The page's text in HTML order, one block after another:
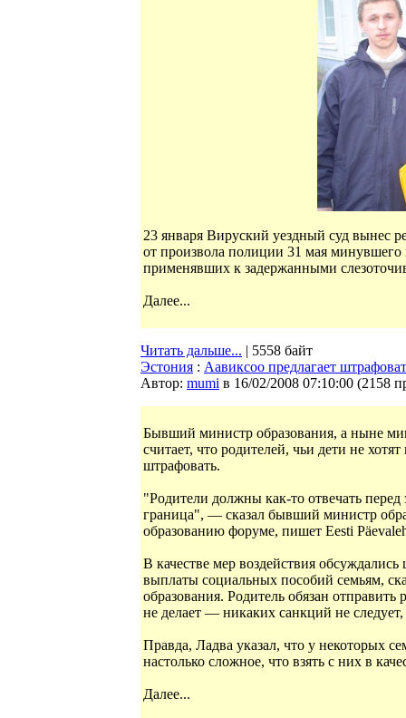
23 января Вируский уездный суд вынес
от произвола полиции 31 мая
применявших к задержанными
Далее...
Читать дальше... | 5558 байт
Эстония : Аавиксоо предлагает
Автор: mumi в 16/02/2008 07:10:00 (2158
Бывший министр образования, а ныне
считает, что родителей, чьи дети не
штрафовать.
"Родители должны как-то отвечать
граница", — сказал бывший министр
образованию форуме, пишет Eesti
В качестве мер воздействия
выплаты социальных пособий семьям,
образования. Родитель обязан отправить
не делает — никаких санкций не
Правда, Ладва указал, что у некоторых
настолько сложное, что взять с них в
Далее...